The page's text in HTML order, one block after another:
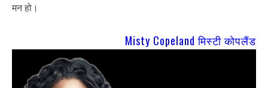
मन हो।
Misty Copeland मिस्टी कोपलैंड